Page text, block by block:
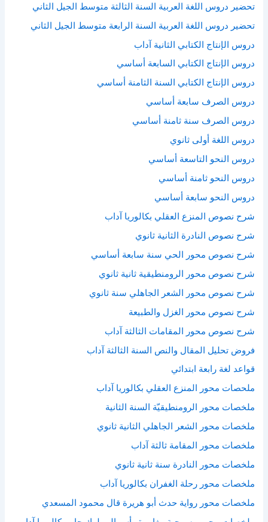
تحضير دروس اللغة العربية السنة الثالثة متوسط الجيل الثاني
تحضير دروس اللغة العربية السنة الرابعة متوسط الجيل الثاني
دروس الإنتاج الكتابي الثانية آداب
دروس الإنتاج الكتابي السابعة أساسي
دروس الإنتاج الكتابي السنة الثامنة أساسي
دروس الصرف سابعة أساسي
دروس الصرف سنة ثامنة أساسي
دروس اللغة أولى ثانوي
دروس النحو التاسعة أساسي
دروس النحو ثامنة أساسي
دروس النحو سابعة أساسي
شرح نصوص المنزع العقلي بكالوريا آداب
شرح نصوص النادرة الثانية ثانوي
شرح نصوص محور الحي سنة سابعة أساسي
شرح نصوص محور الرومنطيقية ثانية ثانوي
شرح نصوص محور الشعر الجاهلي سنة ثانوي
شرح نصوص محور الغزل والطبيعة
شرح نصوص محور المقامات الثالثة آداب
فروض تحليل المقال والنص السنة الثالثة آداب
قواعد لغة رابعة ابتدائي
ملحصات محور المنزع العقلي بكالوريا آداب
ملخصات محور الرومنطيقيّة السنة الثانية
ملخصات محور الشعر الجاهلي الثانية ثانوي
ملخصات محور المقامة ثالثة آداب
ملخصات محور النادرة سنة ثانية ثانوي
ملخصات محور رحلة الغفران بكالوريا آداب
ملخصات محور رواية حدث أبو هريرة قال محمود المسعدي